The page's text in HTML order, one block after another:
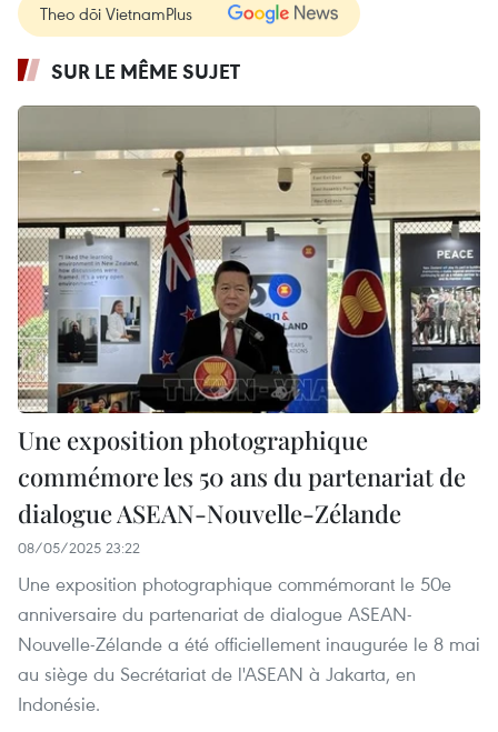
Theo dõi VietnamPlus
SUR LE MÊME SUJET
Une exposition photographique
commémore les 50 ans du partenariat de
dialogue ASEAN-Nouvelle-Zélande
08/05/2025 23:22
Une exposition photographique commémorant le 50e
anniversaire du partenariat de dialogue ASEAN-
Nouvelle-Zélande a été officiellement inaugurée le 8 mai
au siège du Secrétariat de l'ASEAN à Jakarta, en
Indonésie.